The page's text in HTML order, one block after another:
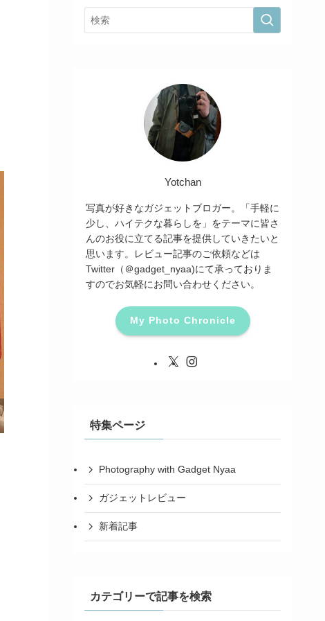
Yotchan
写真が好きなガジェットブロガー。「手軽に
少し、ハイテクな暮らしを」をテーマに皆さ
んのお役に立てる記事を提供していきたいと
思います。レビュー記事のご依頼などは
Twitter（＠gadget_nyaa)にて承っておりま
すのでお気軽にお問い合わせください。
My Photo Chronicle
特集ページ
Photography with Gadget Nyaa
ガジェットレビュー
新着記事
カテゴリーで記事を検索